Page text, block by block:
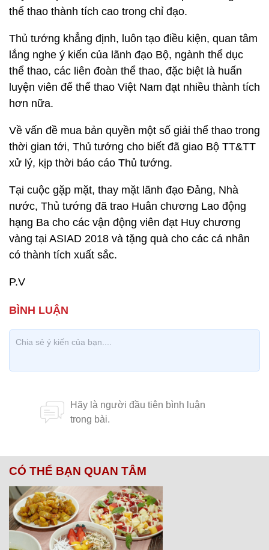
thể thao thành tích cao trong chỉ đạo.
Thủ tướng khẳng định, luôn tạo điều kiện, quan tâm
lắng nghe ý kiến của lãnh đạo Bộ, ngành thể dục
thể thao, các liên đoàn thể thao, đặc biệt là huấn
luyện viên để thể thao Việt Nam đạt nhiều thành tích
hơn nữa.
Về vấn đề mua bản quyền một số giải thể thao trong
thời gian tới, Thủ tướng cho biết đã giao Bộ TT&TT
xử lý, kịp thời báo cáo Thủ tướng.
Tại cuộc gặp mặt, thay mặt lãnh đạo Đảng, Nhà
nước, Thủ tướng đã trao Huân chương Lao động
hạng Ba cho các vận động viên đạt Huy chương
vàng tại ASIAD 2018 và tặng quà cho các cá nhân
có thành tích xuất sắc.
P.V
CÓ THỂ BẠN QUAN TÂM